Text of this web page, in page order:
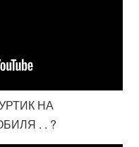
НА
. . ?